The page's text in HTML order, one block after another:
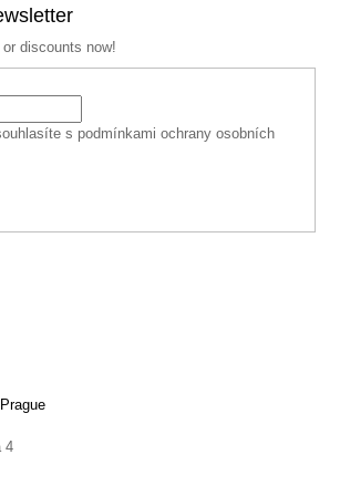
discounts now!
s podmínkami ochrany osobních
4